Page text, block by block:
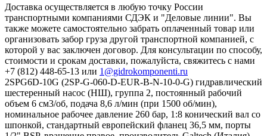
Доставка осуществляется в любую точку России
транспортными компаниями СДЭК и "Деловые линии". Вы
также можете самостоятельно забрать оплаченный товар или
организовать забор груза другой транспортной компанией, с
которой у вас заключен договор. Для консультации по способу,
стоимости и срокам доставки, пожалуйста, свяжитесь с нами
+7 (812) 448-65-13 или 1@gidrokomponenti.ru
2SPG6D-10G (2SP-G-060-D-EUR-B-N-10-0-G) гидравлический
шестеренный насос (НШ), группа 2, постоянный рабочий
объем 6 см3/об, подача 8,6 л/мин (при 1500 об/мин),
номинальное рабочее давление 260 бар, 1:8 конический вал со
шпонкой, стандартный европейский фланец 36,5 мм, порты